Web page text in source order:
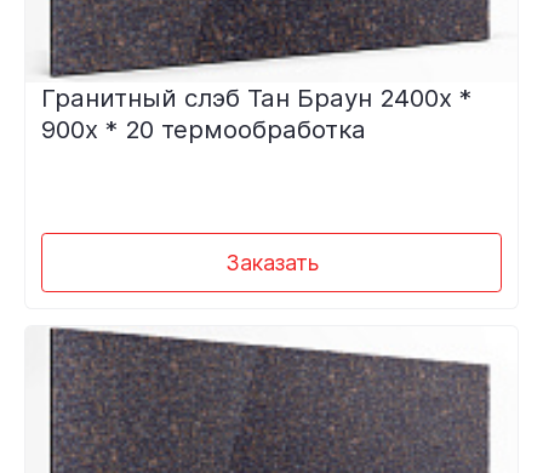
Гранитный слэб Тан Браун 2400х *
900х * 20 термообработка
Заказать